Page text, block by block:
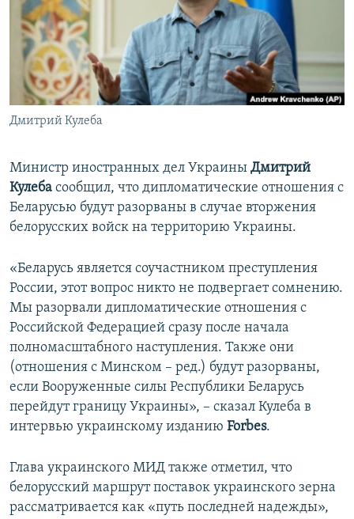
ПОБЕДИТЕЛЕЙ НЕ СУДЯТ?
КРЫМ.НЕПОКОРЕННЫЙ
ELIFBE
УКРАИНСКАЯ ПРОБЛЕМА КРЫМА
ПРИСОЕДИНЯЙТЕСЬ!
Все сайты RFE/RL
Дмитрий Кулеба
Министр иностранных дел Украины Дмитрий
Кулеба сообщил, что дипломатические отношения с
Беларусью будут разорваны в случае вторжения
белорусских войск на территорию Украины.
«Беларусь является соучастником преступления
России, этот вопрос никто не подвергает сомнению.
Мы разорвали дипломатические отношения с
Российской Федерацией сразу после начала
полномасштабного наступления. Также они
(отношения с Минском – ред.) будут разорваны,
если Вооруженные силы Республики Беларусь
перейдут границу Украины», – сказал Кулеба в
интервью украинскому изданию Forbes.
Глава украинского МИД также отметил, что
белорусский маршрут поставок украинского зерна
рассматривается как «путь последней надежды»,